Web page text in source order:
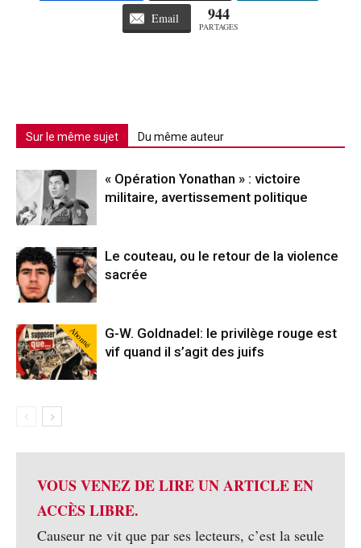
Email 944
PARTAGES
Sur le même sujet Du même auteur
« Opération Yonathan » : victoire
militaire, avertissement politique
Le couteau, ou le retour de la violence
sacrée
Abonné
G-W. Goldnadel: le privilège rouge est
vif quand il s’agit des juifs
VOUS VENEZ DE LIRE UN ARTICLE EN
ACCÈS LIBRE.
Causeur ne vit que par ses lecteurs, c’est la seule